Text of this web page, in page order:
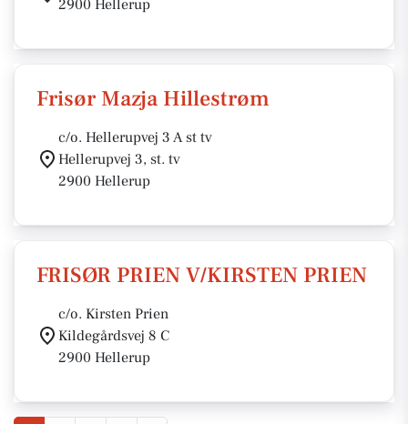
2900 Hellerup
Frisør Mazja Hillestrøm
c/o. Hellerupvej 3 A st tv
Hellerupvej 3, st. tv
2900 Hellerup
FRISØR PRIEN V/KIRSTEN PRIEN
c/o. Kirsten Prien
Kildegårdsvej 8 C
2900 Hellerup